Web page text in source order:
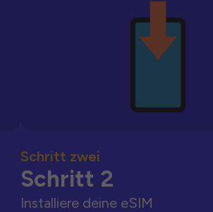
Schritt zwei
Schritt 2
Installiere deine eSIM